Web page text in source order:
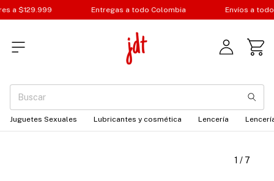
Entregas a todo Colombia Envíos a todo el
Juguetes Sexuales Lubricantes y cosmética Lencería
1 / 7